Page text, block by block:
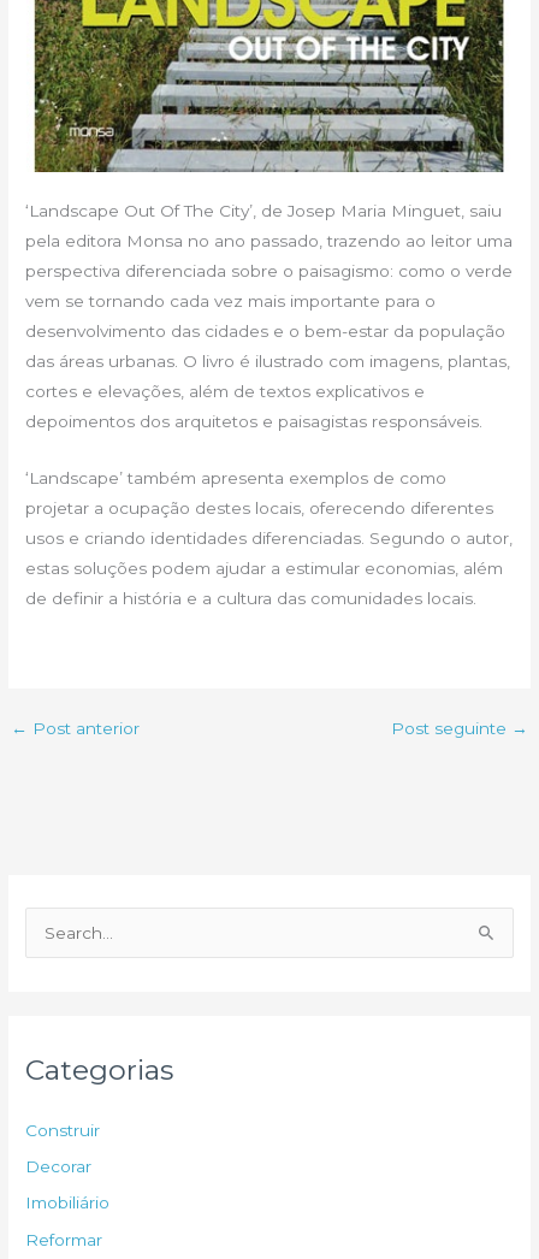
‘Landscape Out Of The City’, de Josep Maria Minguet, saiu
pela editora Monsa no ano passado, trazendo ao leitor uma
perspectiva diferenciada sobre o paisagismo: como o verde
vem se tornando cada vez mais importante para o
desenvolvimento das cidades e o bem-estar da população
das áreas urbanas. O livro é ilustrado com imagens, plantas,
cortes e elevações, além de textos explicativos e
depoimentos dos arquitetos e paisagistas responsáveis.
‘Landscape’ também apresenta exemplos de como
projetar a ocupação destes locais, oferecendo diferentes
usos e criando identidades diferenciadas. Segundo o autor,
estas soluções podem ajudar a estimular economias, além
de definir a história e a cultura das comunidades locais.
← Post anterior Post seguinte →
e
p
o
Categorias
Construir
Decorar
Imobiliário
Reformar